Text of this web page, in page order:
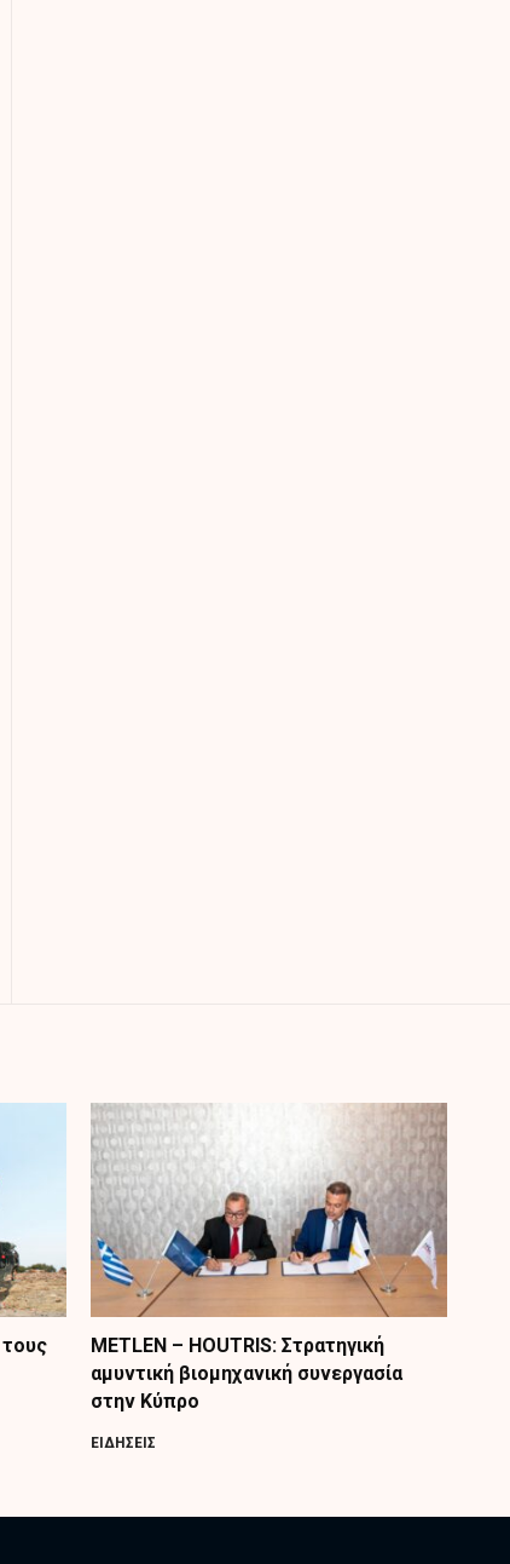
METLEN – HOUTRIS: Στρατηγική
αμυντική βιομηχανική συνεργασία
στην Κύπρο
ΕΙΔΗΣΕΙΣ